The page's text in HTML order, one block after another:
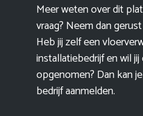
Meer weten over dit
vraag? Neem dan
Heb jij zelf een
installatiebedrijf en wil
opgenomen? Dan kan
bedrijf aanmelden.